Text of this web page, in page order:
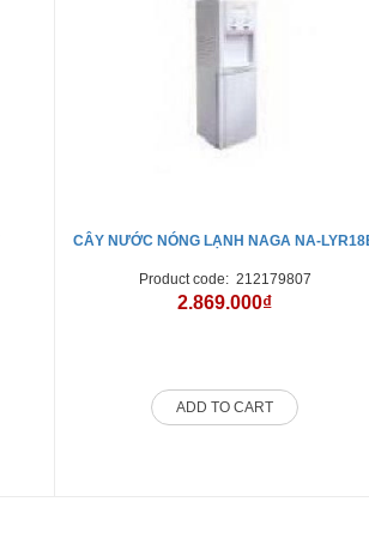
CÂY NƯỚC NÓNG LẠNH NAGA NA-
Product code: 212179807
2.869.000₫
ADD TO CART